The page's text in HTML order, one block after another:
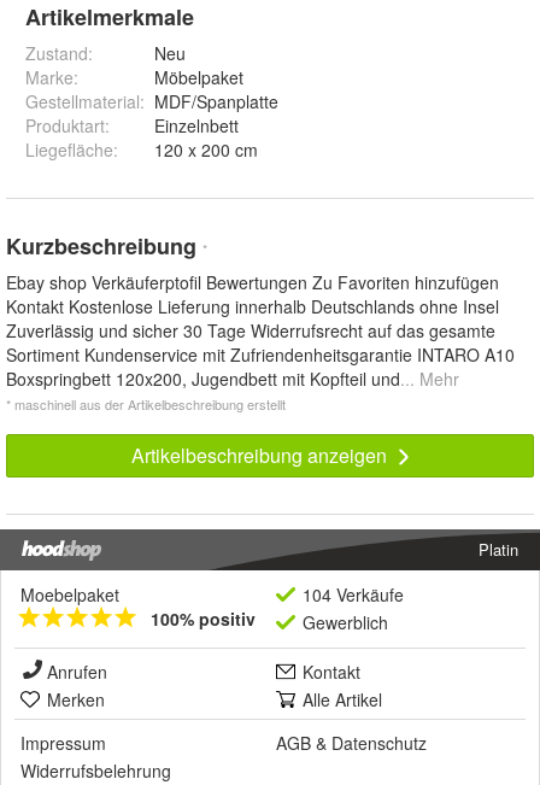
Artikelmerkmale
Zustand:
Neu
Marke:
Möbelpaket
Gestellmaterial: MDF/Spanplatte
Produktart:
Einzelnbett
Liegefläche: 120 x 200 cm
Kurzbeschreibung *
Ebay shop Verkäuferptofil Bewertungen Zu Favoriten hinzufügen
Kontakt Kostenlose Lieferung innerhalb Deutschlands ohne Insel
Zuverlässig und sicher 30 Tage Widerrufsrecht auf das gesamte
Sortiment Kundenservice mit Zufriendenheitsgarantie INTARO A10
Boxspringbett 120x200, Jugendbett mit Kopfteil und... Mehr
* maschinell aus der Artikelbeschreibung erstellt
Artikelbeschreibung anzeigen
Platin
Moebelpaket
100% positiv
104 Verkäufe
Gewerblich
Anrufen
Kontakt
Merken
Alle Artikel
Impressum
AGB & Datenschutz
Widerrufsbelehrung